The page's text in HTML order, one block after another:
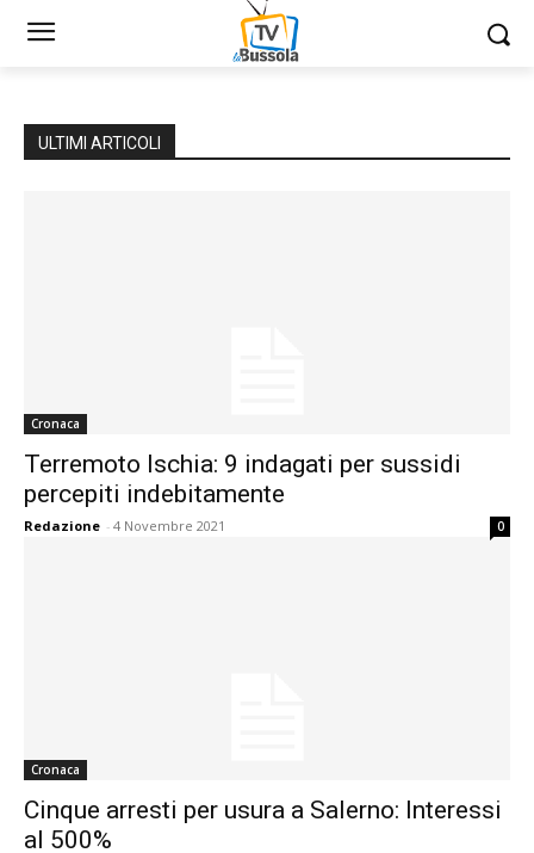
ULTIMI ARTICOLI
Cronaca
Terremoto Ischia: 9 indagati per sussidi
percepiti indebitamente
Redazione - 4 Novembre 2021 0
Cronaca
Cinque arresti per usura a Salerno: Interessi
al 500%